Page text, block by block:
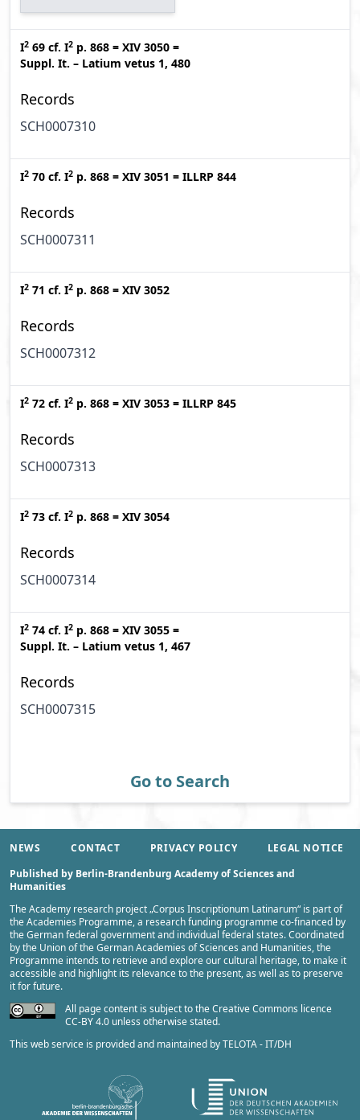
I2 69 cf. I2 p. 868 = XIV 3050 =
Suppl. It. – Latium vetus 1, 480
Records
SCH0007310
I2 70 cf. I2 p. 868 = XIV 3051 = ILLRP 844
Records
SCH0007311
I2 71 cf. I2 p. 868 = XIV 3052
Records
SCH0007312
I2 72 cf. I2 p. 868 = XIV 3053 = ILLRP 845
Records
SCH0007313
I2 73 cf. I2 p. 868 = XIV 3054
Records
SCH0007314
I2 74 cf. I2 p. 868 = XIV 3055 =
Suppl. It. – Latium vetus 1, 467
Records
SCH0007315
Go to Search
NEWS CONTACT PRIVACY POLICY
LEGAL NOTICE
Published by Berlin-Brandenburg Academy of Sciences and
Humanities
The Academy research project „Corpus Inscriptionum Latinarum“ is part of
theAcademies Programme, a research funding programme co-financed by
the German federal government and individual federal states. Coordinated
by the Union of the German Academies of Sciences and Humanities, the
Programme intends to retrieve and explore our cultural heritage, to make it
accessible and highlight its relevance to the present, as well as to preserve
it for future.
All page content is subject to the Creative Commons licence
CC-BY 4.0 unless otherwise stated.
This web service is provided and maintained byTELOTA - IT/DH